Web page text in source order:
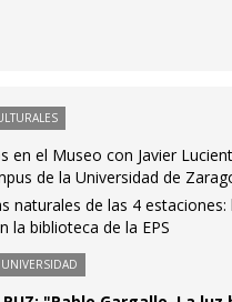
en el Museo con Javier
de la Universidad de
naturales de las 4
la biblioteca de la EPS